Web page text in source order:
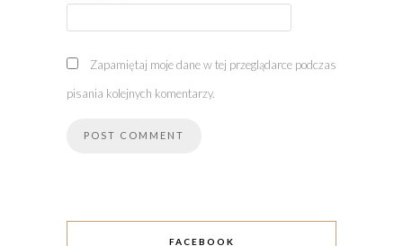
Zapamiętaj moje dane w tej przeglądarce podczas
pisania kolejnych komentarzy.
FACEBOOK